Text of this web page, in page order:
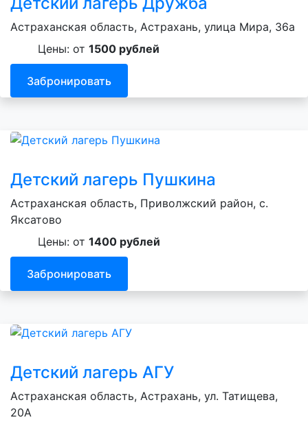
Астраханская область, Астрахань, улица Мира, 36а
Цены: от 1500 рублей
Забронировать
Детский лагерь Пушкина
Астраханская область, Приволжский район, с.
Яксатово
Цены: от 1400 рублей
Забронировать
Детский лагерь АГУ
Астраханская область, Астрахань, ул. Татищева,
20А